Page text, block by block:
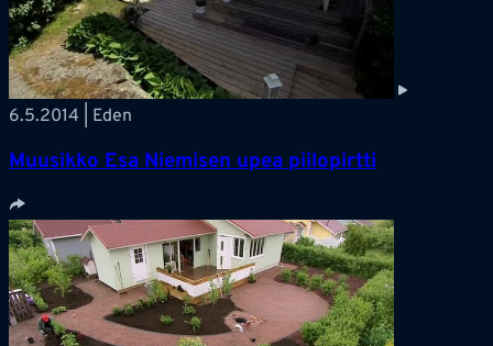
6.5.2014 | Eden
Muusikko Esa Niemisen upea piilopirtti